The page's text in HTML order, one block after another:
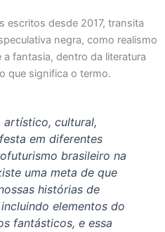
escritos desde 2017, transita
negra, como realismo
fantasia, dentro da literatura
que significa o termo.
artístico, cultural,
em diferentes
brasileiro na
uma meta de que
histórias de
elementos do
fantásticos, e essa